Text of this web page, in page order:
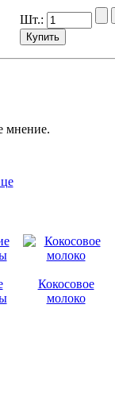
Шт.:
мнение.
Кокосовое
молоко